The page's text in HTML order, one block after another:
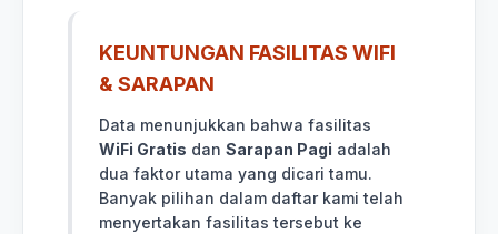
KEUNTUNGAN FASILITAS WIFI
& SARAPAN
Data menunjukkan bahwa fasilitas
WiFi Gratis dan Sarapan Pagi adalah
dua faktor utama yang dicari tamu.
Banyak pilihan dalam daftar kami telah
menyertakan fasilitas tersebut ke